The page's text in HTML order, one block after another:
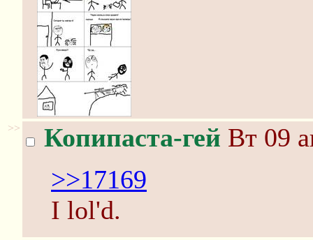
>> Копипаста-гей Вт 09
>>17169
I lol'd.